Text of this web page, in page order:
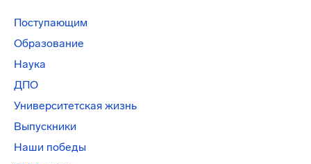
Поступающим
Образование
Наука
ДПО
Университетская жизнь
Выпускники
Наши победы